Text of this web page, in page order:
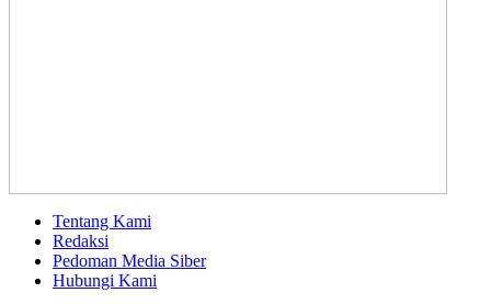
Tentang Kami
Redaksi
Pedoman Media Siber
Hubungi Kami